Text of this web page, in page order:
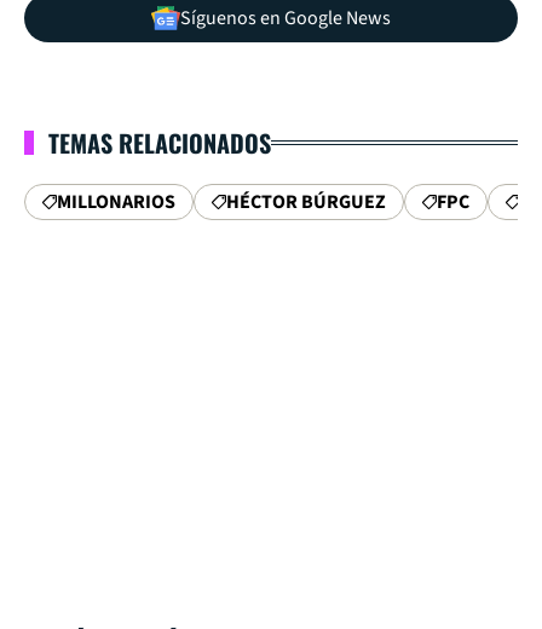
Síguenos en Google News
TEMAS RELACIONADOS
MILLONARIOS HÉCTOR BÚRGUEZ FPC